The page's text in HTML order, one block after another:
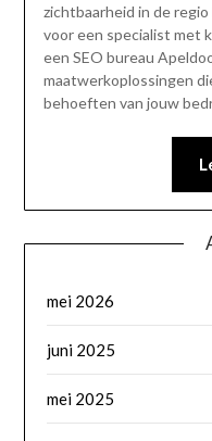
zichtbaarheid in de
voor een specialist met
een SEO bureau
maatwerkoplossingen
behoeften van jouw
mei 2026
juni 2025
mei 2025